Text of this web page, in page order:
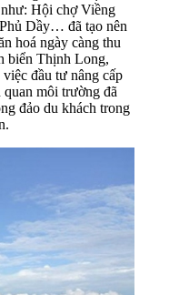
Hội chợ Viềng
Dầy… đã tạo nên
hoá ngày càng thu
biển Thịnh Long,
đầu tư nâng cấp
môi trường đã
đảo du khách trong